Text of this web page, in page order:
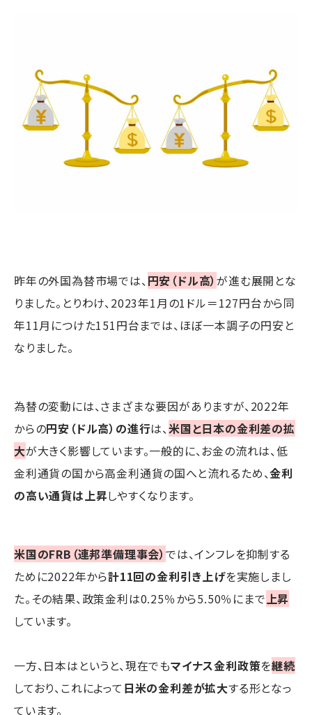
昨年の外国為替市場では、円安（ドル高）が進む展開とな
りました。とりわけ、2023年1月の1ドル＝127円台から同
年11月につけた151円台までは、ほぼ一本調子の円安と
なりました。
為替の変動には、さまざまな要因がありますが、2022年
からの円安（ドル高）の進行は、米国と日本の金利差の拡
大が大きく影響しています。一般的に、お金の流れは、低
金利通貨の国から高金利通貨の国へと流れるため、金利
の高い通貨は上昇しやすくなります。
米国のFRB（連邦準備理事会）では、インフレを抑制する
ために2022年から計11回の金利引き上げを実施しまし
た。その結果、政策金利は0.25％から5.50％にまで上昇
しています。
一方、日本はというと、現在でもマイナス金利政策を継続
しており、これによって 日米の金利差が拡大する形となっ
ています。